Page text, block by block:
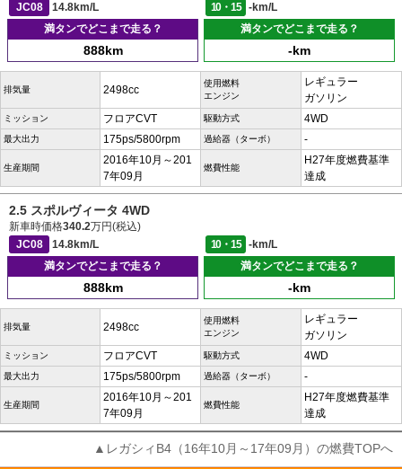
JC08
14.8km/L 10・15
-km/L
満タンでどこまで走る？
888km
満タンでどこまで走る？
-km
排気量 2498cc
使用燃料
エンジン
レギュラー
ガソリン
ミッション フロアCVT 駆動方式 4WD
最大出力 175ps/5800rpm 過給器（ターボ） -
生産期間
2016年10月～201
7年09月
燃費性能
H27年度燃費基準
達成
2.5 スポルヴィータ 4WD
新車時価格340.2万円(税込)
JC08
14.8km/L 10・15
-km/L
満タンでどこまで走る？
888km
満タンでどこまで走る？
-km
排気量 2498cc
使用燃料
エンジン
レギュラー
ガソリン
ミッション フロアCVT 駆動方式 4WD
最大出力 175ps/5800rpm 過給器（ターボ） -
生産期間
2016年10月～201
7年09月
燃費性能
H27年度燃費基準
達成
▲レガシィB4（16年10月～17年09月）の燃費TOPへ